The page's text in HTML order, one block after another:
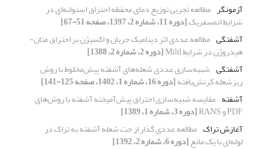
آزمونگر مطالعه تجربی توزیع دمای محفظه احتراق استوانه‌ای در
شرایط اتمسفریک[دوره 11، شماره 2، 1397، صفحه 51-67]
آشفتگی مطالعه عددی اثر دینامیک جریان و اکسیژن بر احتراق متان-
هیدروژن در شرایط Mild
[دوره 2، شماره 2، 1388]
آشفتگی شبیه‌سازی عددی شعله‌های ‌آشفته پیش‌مخلوط با روش
ریزشعله کرنش‌یافته[دوره 16، شماره 1، 1402، صفحه 125-141]
آشفته مقایسه شبیه‌سازی احتراق پیش‌آمیخته آشفته با روش‌های
PDF و RANS
[دوره 3، شماره 1، 1389]
آغازش تراک مطالعه عددی گذار از جت شعله آشفته به تراک در
لوله‌ای با یک مانع[دوره 6، شماره 2، 1392]